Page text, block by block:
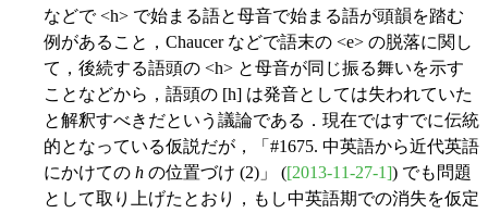
などで <h> で始まる語と母音で始まる語が頭韻を踏む
例があること，Chaucer などで語末の <e> の脱落に関し
て，後続する語頭の <h> と母音が同じ振る舞いを示す
ことなどから，語頭の [h] は発音としては失われていた
と解釈すべきだという議論である．現在ではすでに伝統
的となっている仮説だが，「#1675. 中英語から近代英語
にかけての h の位置づけ (2)」 ([2013-11-27-1]) でも問題
として取り上げたとおり，もし中英語期での消失を仮定